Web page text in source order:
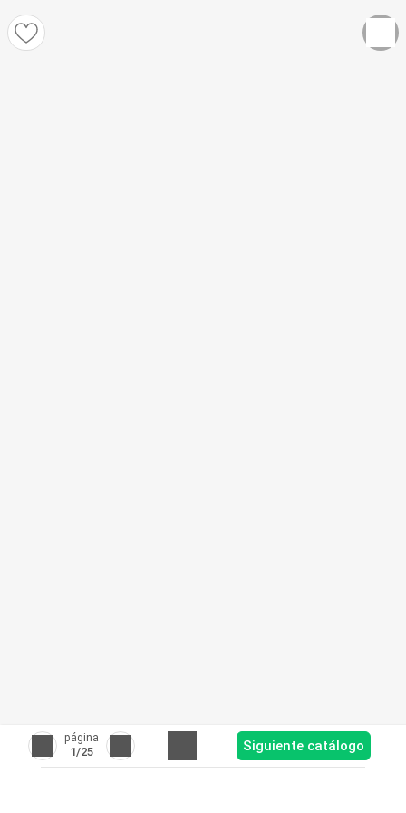
página
1/25 Siguiente catálogo